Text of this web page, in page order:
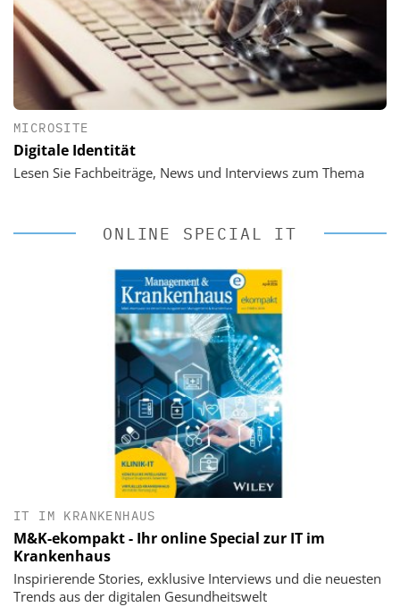
MICROSITE
Digitale Identität
Lesen Sie Fachbeiträge, News und Interviews zum Thema
ONLINE SPECIAL IT
IT IM KRANKENHAUS
M&K-ekompakt - Ihr online Special zur IT im
Krankenhaus
Inspirierende Stories, exklusive Interviews und die neuesten
Trends aus der digitalen Gesundheitswelt